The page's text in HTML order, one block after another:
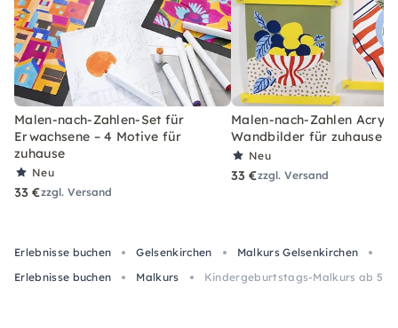
Malen-nach-Zahlen-Set für
Erwachsene – 4 Motive für
zuhause
Neu
33 €zzgl. Versand
Malen-nach-Zahlen Acryl-
Wandbilder für zuhause
Neu
33 €zzgl. Versand
Erlebnisse buchen Gelsenkirchen Malkurs Gelsenkirchen
Erlebnisse buchen
Malkurs Kindergeburtstags-Malkurs ab 5, 2